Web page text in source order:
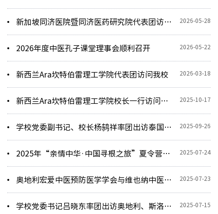
2026-05-28
新加坡同济医院暨同济医药研究院代表团访问我校
2026-05-22
2026年度中医孔子课堂理事会顺利召开
2026-03-18
新西兰Ara坎特伯雷理工学院代表团访问我校
2025-10-17
新西兰Ara坎特伯雷理工学院校长一行访问我校
2025-09-26
学校党委副书记、校长杨鸫祥率团出访泰国、白俄罗斯
2025-07-24
2025年“亲情中华·中国寻根之旅”夏令营走进辽宁中医药大学
2025-07-23
奥地利宏爱中医预防医学学会与维也纳中医学院代表团一行访问我校
2025-07-15
学校党委书记吕晓东率团出访奥地利、斯洛伐克，将中医药文化夜市带出国门